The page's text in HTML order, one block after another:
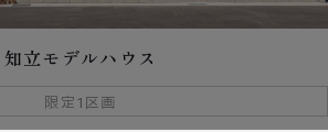
知立モデルハウス
限定1区画